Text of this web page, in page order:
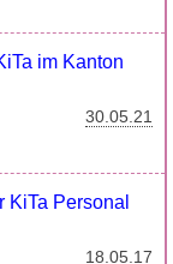
im Kanton
30.05.21
KiTa Personal
18.05.17